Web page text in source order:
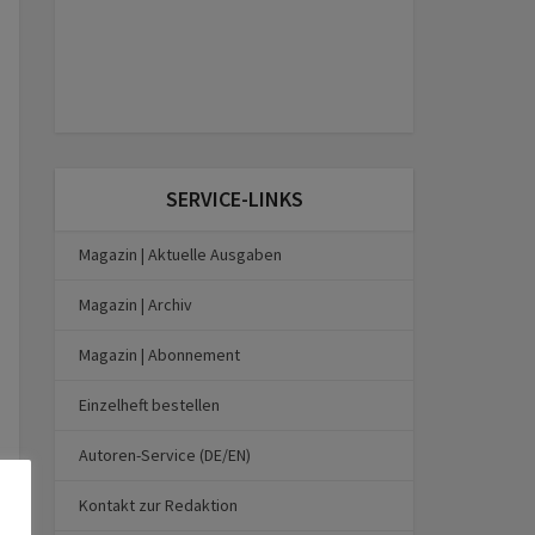
SERVICE-LINKS
Magazin | Aktuelle Ausgaben
Magazin | Archiv
Magazin | Abonnement
Einzelheft bestellen
Autoren-Service (DE/EN)
Kontakt zur Redaktion